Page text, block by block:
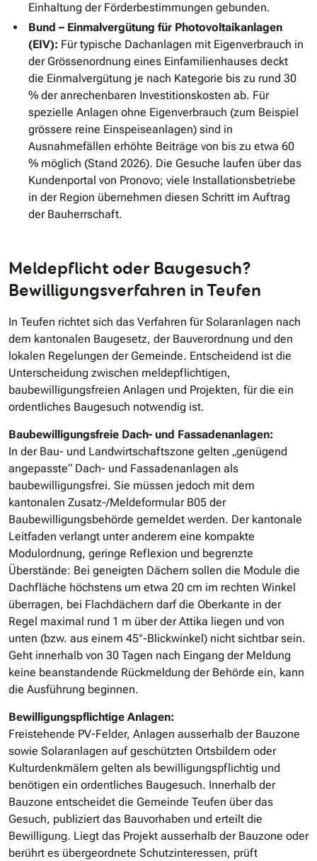
Einhaltung der Förderbestimmungen gebunden.
Bund – Einmalvergütung für Photovoltaikanlagen
(EIV): Für typische Dachanlagen mit Eigenverbrauch in
der Grössenordnung eines Einfamilienhauses deckt
die Einmalvergütung je nach Kategorie bis zu rund 30
% der anrechenbaren Investitionskosten ab. Für
spezielle Anlagen ohne Eigenverbrauch (zum Beispiel
grössere reine Einspeiseanlagen) sind in
Ausnahmefällen erhöhte Beiträge von bis zu etwa 60
% möglich (Stand 2026). Die Gesuche laufen über das
Kundenportal von Pronovo; viele Installationsbetriebe
in der Region übernehmen diesen Schritt im Auftrag
der Bauherrschaft.
Meldepflicht oder Baugesuch?
Bewilligungsverfahren in Teufen
In Teufen richtet sich das Verfahren für Solaranlagen nach
dem kantonalen Baugesetz, der Bauverordnung und den
lokalen Regelungen der Gemeinde. Entscheidend ist die
Unterscheidung zwischen meldepflichtigen,
baubewilligungsfreien Anlagen und Projekten, für die ein
ordentliches Baugesuch notwendig ist.
Baubewilligungsfreie Dach- und Fassadenanlagen:
In der Bau- und Landwirtschaftszone gelten „genügend
angepasste“ Dach- und Fassadenanlagen als
baubewilligungsfrei. Sie müssen jedoch mit dem
kantonalen Zusatz-/Meldeformular B05 der
Baubewilligungsbehörde gemeldet werden. Der kantonale
Leitfaden verlangt unter anderem eine kompakte
Modulordnung, geringe Reflexion und begrenzte
Überstände: Bei geneigten Dächern sollen die Module die
Dachfläche höchstens um etwa 20 cm im rechten Winkel
überragen, bei Flachdächern darf die Oberkante in der
Regel maximal rund 1 m über der Attika liegen und von
unten (bzw. aus einem 45°-Blickwinkel) nicht sichtbar sein.
Geht innerhalb von 30 Tagen nach Eingang der Meldung
keine beanstandende Rückmeldung der Behörde ein, kann
die Ausführung beginnen.
Bewilligungspflichtige Anlagen:
Freistehende PV-Felder, Anlagen ausserhalb der Bauzone
sowie Solaranlagen auf geschützten Ortsbildern oder
Kulturdenkmälern gelten als bewilligungspflichtig und
benötigen ein ordentliches Baugesuch. Innerhalb der
Bauzone entscheidet die Gemeinde Teufen über das
Gesuch, publiziert das Bauvorhaben und erteilt die
Bewilligung. Liegt das Projekt ausserhalb der Bauzone oder
berührt es übergeordnete Schutzinteressen, prüft